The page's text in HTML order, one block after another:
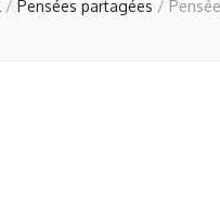
/ Pensées partagées /